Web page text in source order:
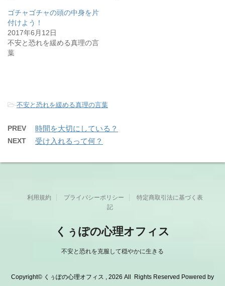
ゴチャゴチャの頭の中身を片
付けよう！
2017年6月12日
不安と恐れを緩める真理の言
葉
-不安と恐れを緩める真理の言葉
PREV 時間を大切にしている？
NEXT 受け入れるって何？
利用規約 プライバシーポリシー
特定商取引法に基づく表
記
くぅぽの心理オフィス
不安と恐れを克服して穏やかに生きる
Copyright© くぅぽの心理オフィス , 2026 All Rights Reserved Powered by